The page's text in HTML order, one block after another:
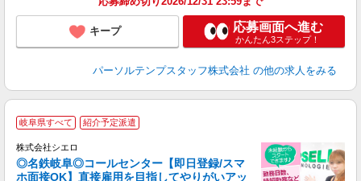
キープ 応募画面へ進む
かんたん3ステップ！
パーソルテンプスタッフ株式会社 の他の求人をみる
岐阜県すべて 紹介予定派遣
株式会社シエロ
◎名鉄岐阜◎コールセンター【即日登録/スマ
ホ面接OK】直接雇用を目指してやりがいアッ